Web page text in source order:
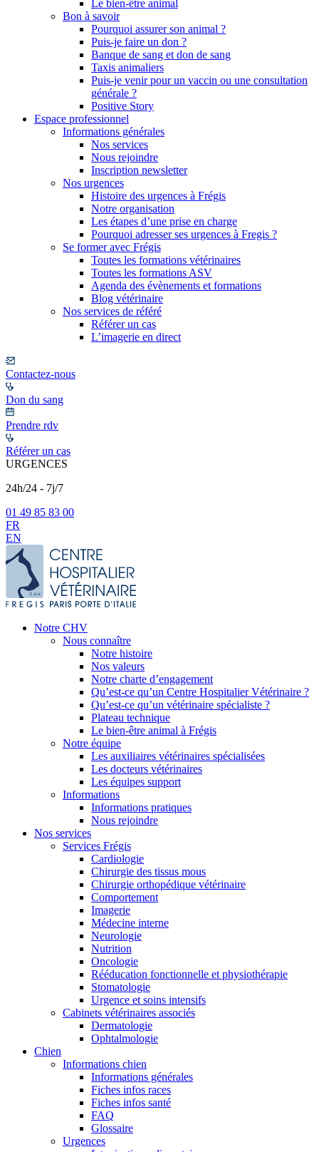
Le bien-être animal
Bon à savoir
Pourquoi assurer son animal ?
Puis-je faire un don ?
Banque de sang et don de sang
Taxis animaliers
Puis-je venir pour un vaccin ou une consultation
générale ?
Positive Story
Espace professionnel
Informations générales
Nos services
Nous rejoindre
Inscription newsletter
Nos urgences
Histoire des urgences à Frégis
Notre organisation
Les étapes d’une prise en charge
Pourquoi adresser ses urgences à Fregis ?
Se former avec Frégis
Toutes les formations vétérinaires
Toutes les formations ASV
Agenda des évènements et formations
Blog vétérinaire
Nos services de référé
Référer un cas
L’imagerie en direct
Contactez-nous
Don du sang
Prendre rdv
Référer un cas
URGENCES
24h/24 - 7j/7
01 49 85 83 00
FR
EN
Notre CHV
Nous connaître
Notre histoire
Nos valeurs
Notre charte d’engagement
Qu’est-ce qu’un Centre Hospitalier Vétérinaire ?
Qu’est-ce qu’un vétérinaire spécialiste ?
Plateau technique
Le bien-être animal à Frégis
Notre équipe
Les auxiliaires vétérinaires spécialisées
Les docteurs vétérinaires
Les équipes support
Informations
Informations pratiques
Nous rejoindre
Nos services
Services Frégis
Cardiologie
Chirurgie des tissus mous
Chirurgie orthopédique vétérinaire
Comportement
Imagerie
Médecine interne
Neurologie
Nutrition
Oncologie
Rééducation fonctionnelle et physiothérapie
Stomatologie
Urgence et soins intensifs
Cabinets vétérinaires associés
Dermatologie
Ophtalmologie
Chien
Informations chien
Informations générales
Fiches infos races
Fiches infos santé
FAQ
Glossaire
Urgences